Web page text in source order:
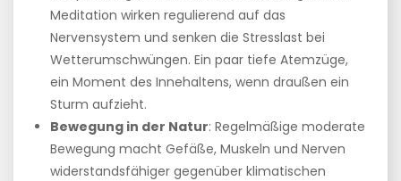
Meditation wirken regulierend auf das
Nervensystem und senken die Stresslast bei
Wetterumschwüngen. Ein paar tiefe Atemzüge,
ein Moment des Innehaltens, wenn draußen ein
Sturm aufzieht.
Bewegung in der Natur: Regelmäßige moderate
Bewegung macht Gefäße, Muskeln und Nerven
widerstandsfähiger gegenüber klimatischen